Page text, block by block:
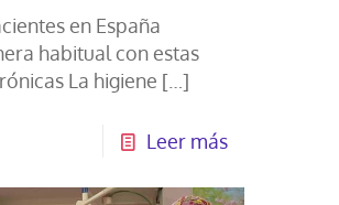
en España
habitual con estas
La higiene […]
Leer más